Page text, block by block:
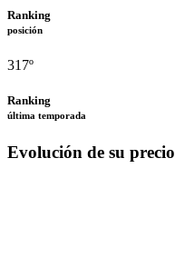
Ranking
posición
317º
Ranking
última temporada
Evolución de su precio